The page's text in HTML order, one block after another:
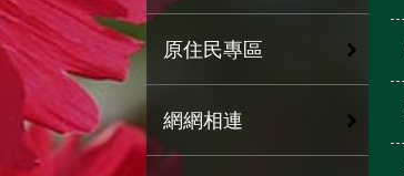
原住民專區
網網相連